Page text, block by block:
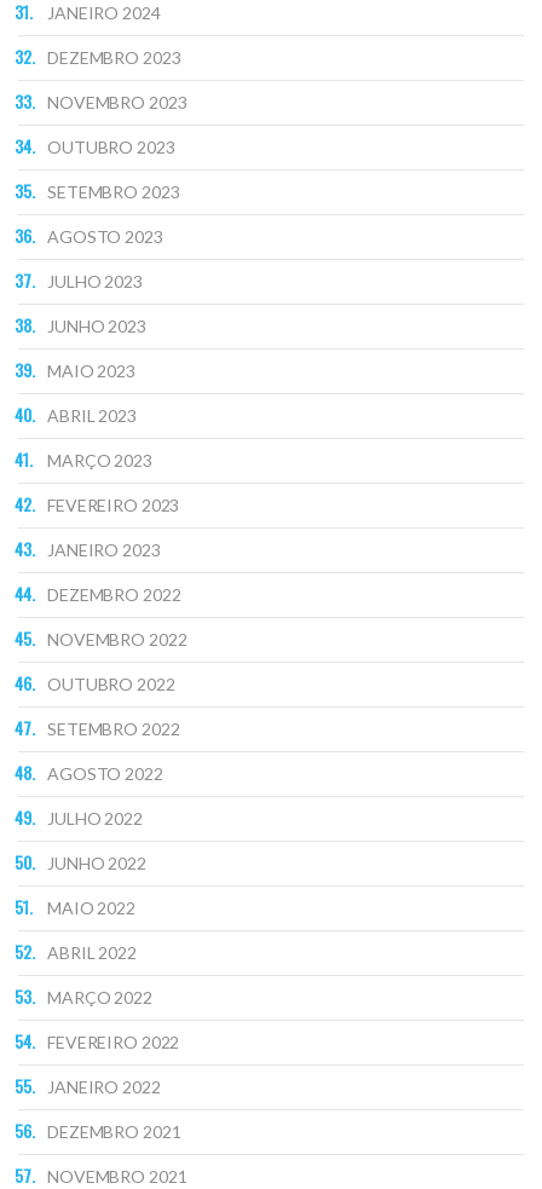
JANEIRO 2024
DEZEMBRO 2023
NOVEMBRO 2023
OUTUBRO 2023
SETEMBRO 2023
AGOSTO 2023
JULHO 2023
JUNHO 2023
MAIO 2023
ABRIL 2023
MARÇO 2023
FEVEREIRO 2023
JANEIRO 2023
DEZEMBRO 2022
NOVEMBRO 2022
OUTUBRO 2022
SETEMBRO 2022
AGOSTO 2022
JULHO 2022
JUNHO 2022
MAIO 2022
ABRIL 2022
MARÇO 2022
FEVEREIRO 2022
JANEIRO 2022
DEZEMBRO 2021
NOVEMBRO 2021